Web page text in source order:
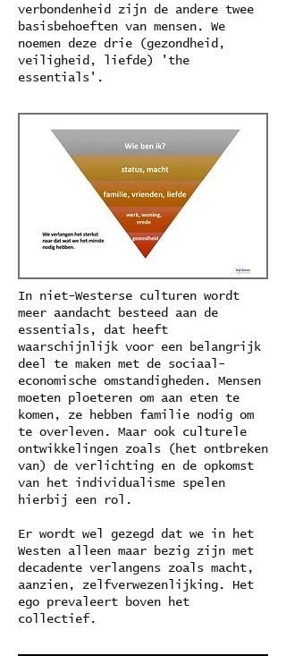
verbondenheid zijn de andere twee
basisbehoeften van mensen. We
noemen deze drie (gezondheid,
veiligheid, liefde) 'the
essentials'.
In niet-Westerse culturen wordt
meer aandacht besteed aan de
essentials, dat heeft
waarschijnlijk voor een belangrijk
deel te maken met de sociaal-
economische omstandigheden. Mensen
moeten ploeteren om aan eten te
komen, ze hebben familie nodig om
te overleven. Maar ook culturele
ontwikkelingen zoals (het ontbreken
van) de verlichting en de opkomst
van het individualisme spelen
hierbij een rol.
Er wordt wel gezegd dat we in het
Westen alleen maar bezig zijn met
decadente verlangens zoals macht,
aanzien, zelfverwezenlijking. Het
ego prevaleert boven het
collectief.